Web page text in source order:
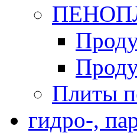
Плиты
гидро-,